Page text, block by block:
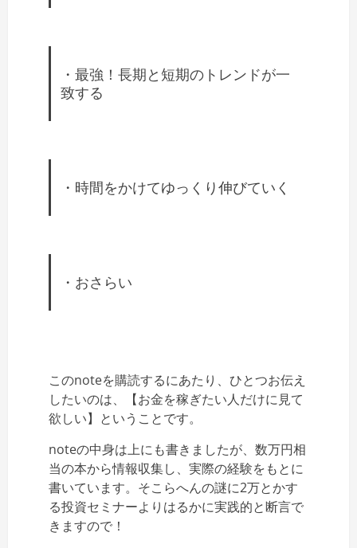
・最強！長期と短期のトレンドが一
致する
・時間をかけてゆっくり伸びていく
・おさらい
このnoteを購読するにあたり、ひとつお伝え
したいのは、【お金を稼ぎたい人だけに見て
欲しい】ということです。
noteの中身は上にも書きましたが、数万円相
当の本から情報収集し、実際の経験をもとに
書いています。そこらへんの謎に2万とかす
る投資セミナーよりはるかに実践的と断言で
きますので！